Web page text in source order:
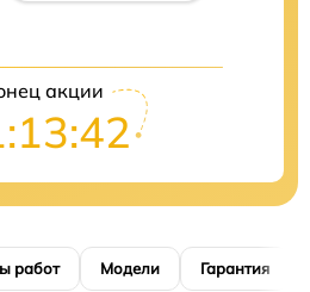
акции
работ Модели Гарантия